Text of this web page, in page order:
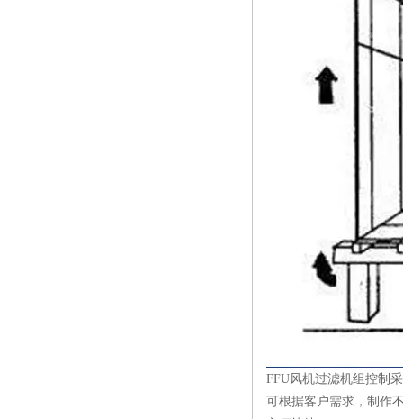
FFU风机过滤机组控制
可根据客户需求，制作